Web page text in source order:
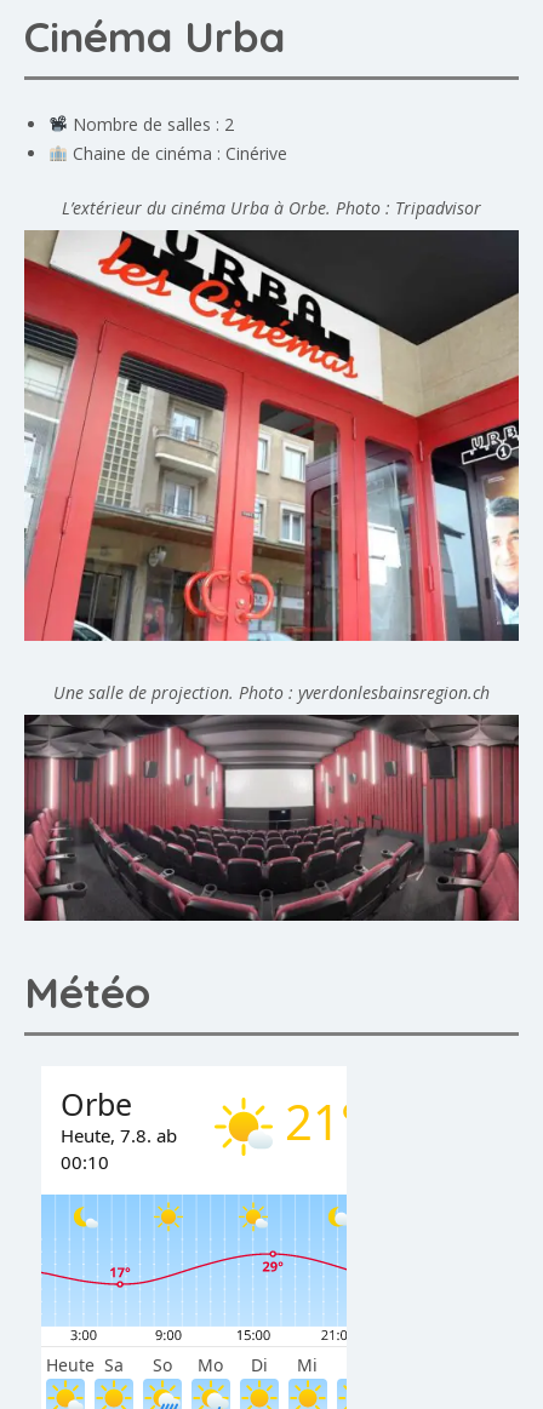
Cinéma Urba
Nombre de salles : 2
Chaine de cinéma : Cinérive
L’extérieur du cinéma Urba à Orbe. Photo : Tripadvisor
Une salle de projection. Photo : yverdonlesbainsregion.ch
Météo